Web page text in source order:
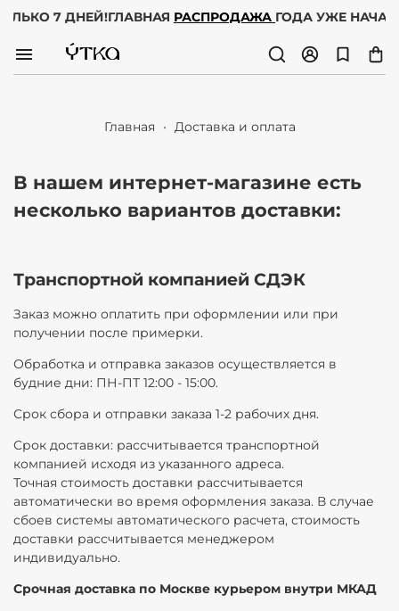
7 ДНЕЙ!ГЛАВНАЯРАСПРОДАЖАГОДА УЖЕ
Главная Доставка и оплата
В нашем интернет-магазине есть
несколько вариантов доставки:
Транспортной компанией СДЭК
Заказ можно оплатить при оформлении или при
получении после примерки.
Обработка и отправка заказов осуществляется в
будние дни: ПН-ПТ 12:00 - 15:00.
Срок сбора и отправки заказа 1-2 рабочих дня.
Срок доставки: рассчитывается транспортной
компанией исходя из указанного адреса.
Точная стоимость доставки рассчитывается
автоматически во время оформления заказа. В случае
сбоев системы автоматического расчета, стоимость
доставки рассчитывается менеджером
индивидуально.
Срочная доставка по Москве курьером внутри МКАД